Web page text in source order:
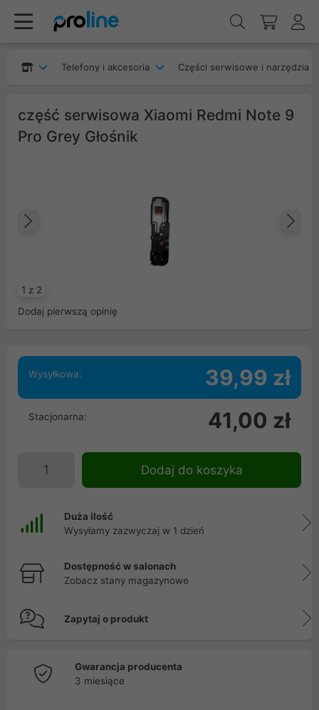
Telefony i akcesoria Części serwisowe i narzędzia
część serwisowa Xiaomi Redmi Note 9
Pro Grey Głośnik
1 z 2
Dodaj pierwszą opinię
Wysyłkowa: 39,99 zł
Stacjonarna: 41,00 zł
Dodaj do koszyka
Duża ilość
Wysyłamy zazwyczaj w 1 dzień
Dostępność w salonach
Zobacz stany magazynowe
Zapytaj o produkt
Gwarancja producenta
3 miesiące